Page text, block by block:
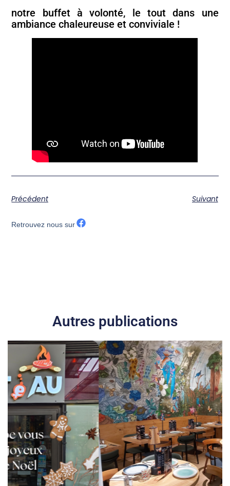
notre buffet à volonté, le tout dans une
ambiance chaleureuse et conviviale !
Précédent Suivant
Retrouvez nous sur
Autres publications